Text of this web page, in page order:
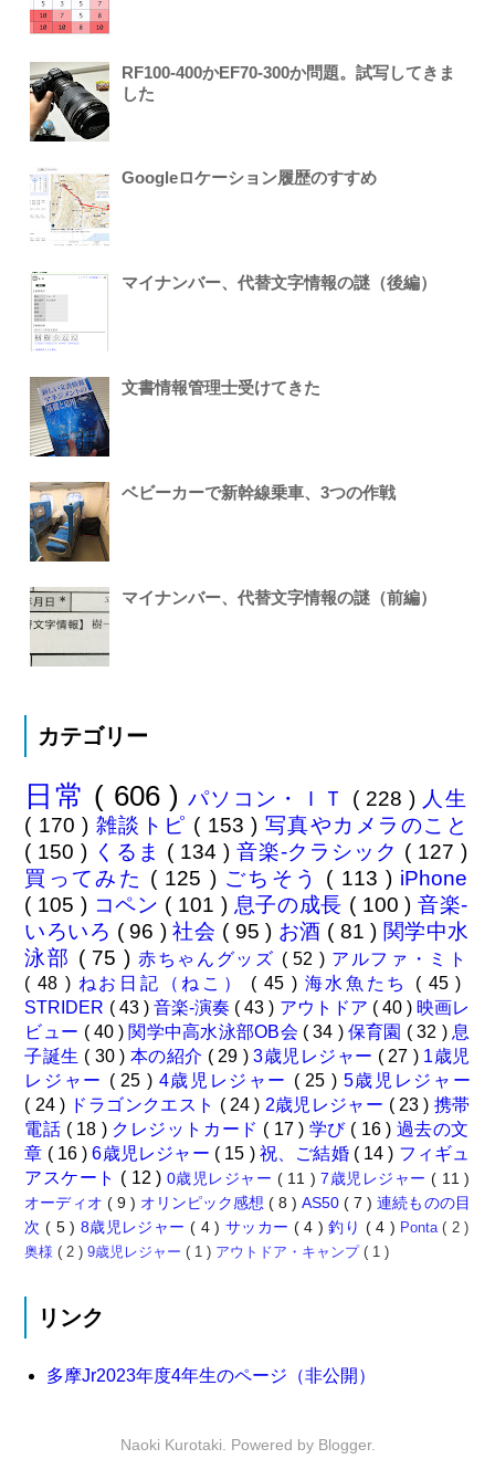
RF100-400かEF70-300か問題。試写してきま
した
Googleロケーション履歴のすすめ
マイナンバー、代替文字情報の謎（後編）
文書情報管理士受けてきた
ベビーカーで新幹線乗車、3つの作戦
マイナンバー、代替文字情報の謎（前編）
カテゴリー
日常 ( 606 )パソコン・ＩＴ ( 228 ) 人生
( 170 ) 雑談トピ ( 153 ) 写真やカメラのこと
( 150 ) くるま ( 134 ) 音楽-クラシック ( 127 )
買ってみた ( 125 ) ごちそう ( 113 ) iPhone
( 105 ) コペン ( 101 ) 息子の成長 ( 100 )音楽-
いろいろ ( 96 )社会 ( 95 ) お酒 ( 81 ) 関学中水
泳部 ( 75 ) 赤ちゃんグッズ ( 52 ) アルファ・ミト
( 48 ) ねお日記（ねこ） ( 45 ) 海水魚たち ( 45 )
STRIDER ( 43 ) 音楽-演奏 ( 43 ) アウトドア ( 40 ) 映画レ
ビュー ( 40 ) 関学中高水泳部OB会 ( 34 ) 保育園 ( 32 ) 息
子誕生 ( 30 ) 本の紹介 ( 29 )3歳児レジャー ( 27 ) 1歳児
レジャー ( 25 ) 4歳児レジャー ( 25 ) 5歳児レジャー
( 24 ) ドラゴンクエスト ( 24 ) 2歳児レジャー ( 23 ) 携帯
電話 ( 18 ) クレジットカード ( 17 ) 学び ( 16 ) 過去の文
章 ( 16 )6歳児レジャー ( 15 ) 祝、ご結婚 ( 14 ) フィギュ
アスケート ( 12 ) 0歳児レジャー ( 11 )7歳児レジャー( 11 )
オーディオ ( 9 ) オリンピック感想( 8 )AS50( 7 )連続ものの目
次( 5 ) 8歳児レジャー( 4 ) サッカー ( 4 )釣り ( 4 ) Ponta( 2 )
奥様( 2 )9歳児レジャー( 1 ) アウトドア・キャンプ( 1 )
リンク
多摩Jr2023年度4年生のページ（非公開）
Naoki Kurotaki. Powered by Blogger.